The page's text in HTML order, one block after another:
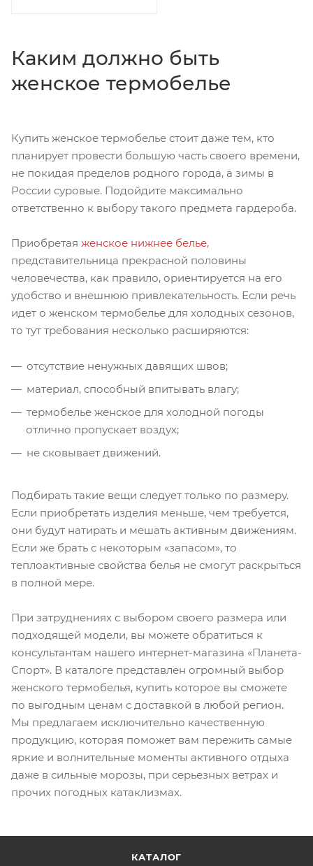
Каким должно быть
женское термобелье
Купить женское термобелье стоит даже тем, кто
планирует провести большую часть своего времени,
не покидая пределов родного города, а зимы в
России суровые. Подойдите максимально
ответственно к выбору такого предмета гардероба.
Приобретая женское нижнее белье,
представительница прекрасной половины
человечества, как правило, ориентируется на его
удобство и внешнюю привлекательность. Если речь
идет о женском термобелье для холодных сезонов,
то тут требования несколько расширяются:
отсутствие ненужных давящих швов;
материал, способный впитывать влагу;
термобелье женское для холодной погоды
отлично пропускает воздух;
не сковывает движений.
Подбирать такие вещи следует только по размеру.
Если приобретать изделия меньше, чем требуется,
они будут натирать и мешать активным движениям.
Если же брать с некоторым «запасом», то
теплоактивные свойства белья не смогут раскрыться
в полной мере.
При затруднениях с выбором своего размера или
подходящей модели, вы можете обратиться к
консультантам нашего интернет-магазина «Планета-
Спорт». В каталоге представлен огромный выбор
женского термобелья, купить которое вы сможете
по выгодным ценам с доставкой в любой регион.
Мы предлагаем исключительно качественную
продукцию, которая поможет вам пережить самые
яркие и волнительные моменты активного отдыха
даже в сильные морозы, при серьезных ветрах и
прочих погодных катаклизмах.
КАТАЛОГ